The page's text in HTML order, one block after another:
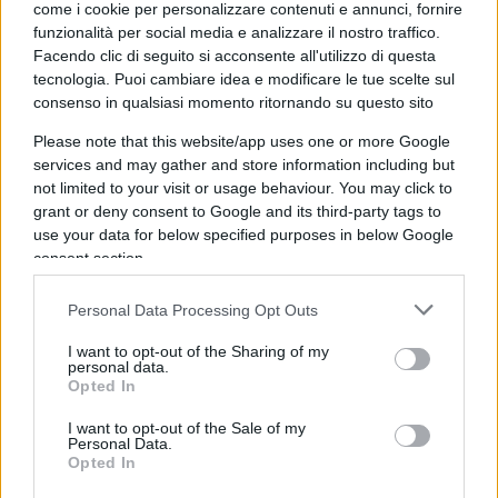
come i cookie per personalizzare contenuti e annunci, fornire
funzionalità per social media e analizzare il nostro traffico.
Facendo clic di seguito si acconsente all'utilizzo di questa
tecnologia. Puoi cambiare idea e modificare le tue scelte sul
consenso in qualsiasi momento ritornando su questo sito
Please note that this website/app uses one or more Google
services and may gather and store information including but
not limited to your visit or usage behaviour. You may click to
grant or deny consent to Google and its third-party tags to
use your data for below specified purposes in below Google
consent section.
Personal Data Processing Opt Outs
I want to opt-out of the Sharing of my
personal data.
Opted In
I want to opt-out of the Sale of my
Personal Data.
Opted In
ministro kosovaro Albin Kurti accusandolo di
aver “intensificato le tensioni nel Nord e
aumentato la stabilità”. Lo stesso appello era
arrivato dallaNato, che aveva esortato il
Kosovo a “smorzare immediatamente le
tensioni e chiediamo a tutte le parti di
risolvere la situazione attraverso il dialogo. Il
contingente Nato Kfor rimane vigile e
garantirà un ambiente sicuro”. Pristina aveva
infatti deciso di “forzare” l’accesso agli edifici
municipali nel Nord del Kosovo rompendo
così la protesta degli abitanti di etnia serba.
“Condanniamo la decisione di Pristina di
forzare l’accesso agli edifici municipali nel
nord delKosovo – hanno scritto nei giorni
scorsi in un comunicato congiunto Francia,